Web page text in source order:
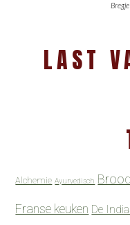
LAST
Alchemie Ayurvedisch Brood
Franse keuken De